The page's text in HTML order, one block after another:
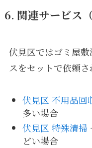
6. 関連サービス
伏見区ではゴミ屋
スをセットで依頼さ
伏見区 不用品回
多い場合
伏見区 特殊清掃
どい場合